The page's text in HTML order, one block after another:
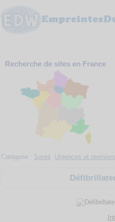
Webmaster
Contact
Support
Recherche de sites en France
Catégorie : Santé Urgences et